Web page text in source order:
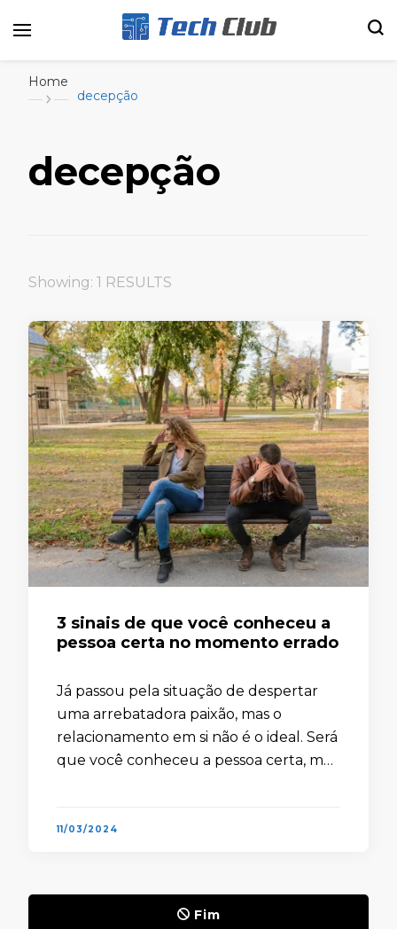
Home
decepção
decepção
Showing: 1 RESULTS
3 sinais de que você conheceu a
pessoa certa no momento errado
Já passou pela situação de despertar
uma arrebatadora paixão, mas o
relacionamento em si não é o ideal. Será
que você conheceu a pessoa certa, mas
11/03/2024
Fim